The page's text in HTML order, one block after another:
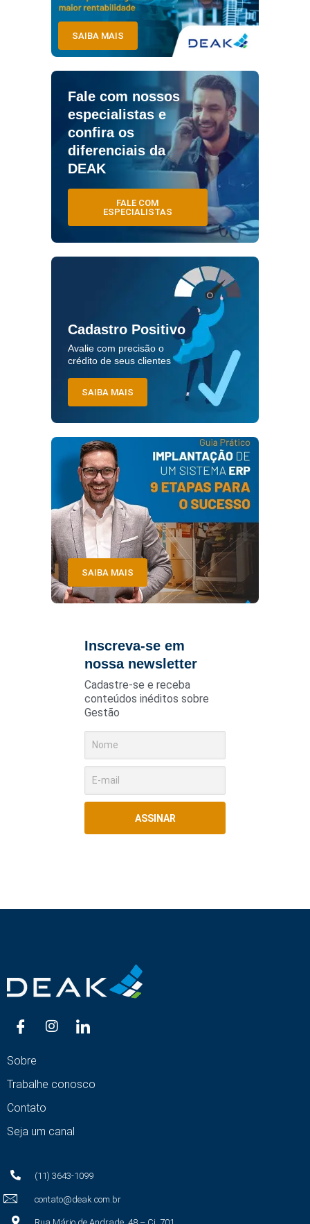
SAIBA MAIS
Fale com nossos
especialistas e
confira os
diferenciais da
DEAK
FALE COM
ESPECIALISTAS
Cadastro Positivo
Avalie com precisão o
crédito de seus clientes
SAIBA MAIS
SAIBA MAIS
Inscreva-se em
nossa newsletter
Cadastre-se e receba
conteúdos inéditos sobre
Gestão
ASSINAR
Sobre
Trabalhe conosco
Contato
Seja um canal
(11) 3643-1099
contato@deak.com.br